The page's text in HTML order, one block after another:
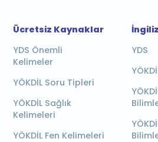
Ücretsiz Kaynaklar
YDS Önemli
Kelimeler
YÖKDİL Soru Tipleri
YÖKDİL Sağlık
Kelimeleri
YÖKDİL Fen Kelimeleri
YDS